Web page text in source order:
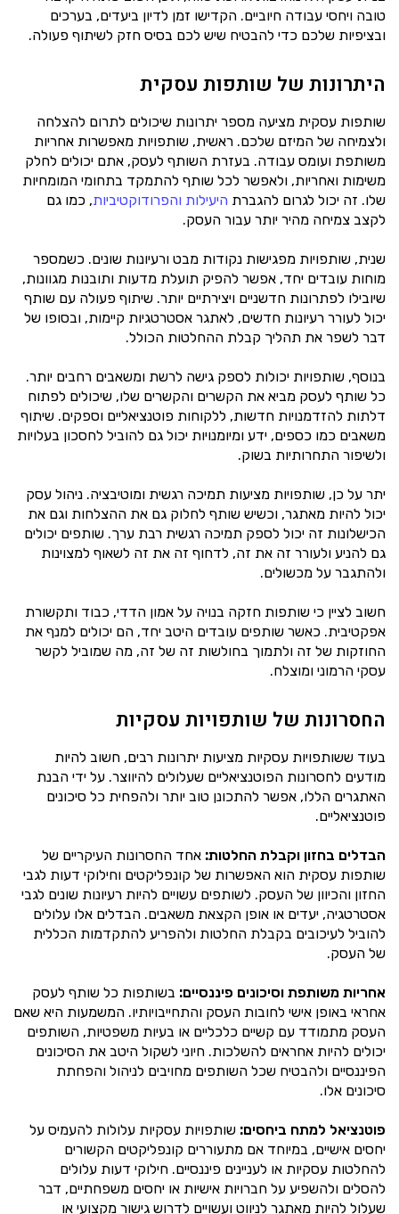
טובה ויחסי עבודה חיוביים. הקדישו זמן לדיון ביעדים, בערכים
ובציפיות שלכם כדי להבטיח שיש לכם בסיס חזק לשיתוף פעולה.
היתרונות של שותפות עסקית
שותפות עסקית מציעה מספר יתרונות שיכולים לתרום להצלחה
ולצמיחה של המיזם שלכם. ראשית, שותפויות מאפשרות אחריות
משותפת ועומס עבודה. בעזרת השותף לעסק, אתם יכולים לחלק
משימות ואחריות, ולאפשר לכל שותף להתמקד בתחומי המומחיות
שלו. זה יכול לגרום להגברת היעילות והפרודוקטיביות, כמו גם
לקצב צמיחה מהיר יותר עבור העסק.
שנית, שותפויות מפגישות נקודות מבט ורעיונות שונים. כשמספר
מוחות עובדים יחד, אפשר להפיק תועלת מדעות ותובנות מגוונות,
שיובילו לפתרונות חדשניים ויצירתיים יותר. שיתוף פעולה עם שותף
יכול לעורר רעיונות חדשים, לאתגר אסטרטגיות קיימות, ובסופו של
דבר לשפר את תהליך קבלת ההחלטות הכולל.
בנוסף, שותפויות יכולות לספק גישה לרשת ומשאבים רחבים יותר.
כל שותף לעסק מביא את הקשרים והקשרים שלו, שיכולים לפתוח
דלתות להזדמנויות חדשות, ללקוחות פוטנציאליים וספקים. שיתוף
משאבים כמו כספים, ידע ומיומנויות יכול גם להוביל לחסכון בעלויות
ולשיפור התחרותיות בשוק.
יתר על כן, שותפויות מציעות תמיכה רגשית ומוטיבציה. ניהול עסק
יכול להיות מאתגר, וכשיש שותף לחלוק גם את ההצלחות וגם את
הכישלונות זה יכול לספק תמיכה רגשית רבת ערך. שותפים יכולים
גם להניע ולעורר זה את זה, לדחוף זה את זה לשאוף למצוינות
ולהתגבר על מכשולים.
חשוב לציין כי שותפות חזקה בנויה על אמון הדדי, כבוד ותקשורת
אפקטיבית. כאשר שותפים עובדים היטב יחד, הם יכולים למנף את
החוזקות של זה ולתמוך בחולשות זה של זה, מה שמוביל לקשר
עסקי הרמוני ומוצלח.
החסרונות של שותפויות עסקיות
בעוד ששותפויות עסקיות מציעות יתרונות רבים, חשוב להיות
מודעים לחסרונות הפוטנציאליים שעלולים להיווצר. על ידי הבנת
האתגרים הללו, אפשר להתכונן טוב יותר ולהפחית כל סיכונים
פוטנציאליים.
הבדלים בחזון וקבלת החלטות: אחד החסרונות העיקריים של
שותפות עסקית הוא האפשרות של קונפליקטים וחילוקי דעות לגבי
החזון והכיוון של העסק. לשותפים עשויים להיות רעיונות שונים לגבי
אסטרטגיה, יעדים או אופן הקצאת משאבים. הבדלים אלו עלולים
להוביל לעיכובים בקבלת החלטות ולהפריע להתקדמות הכללית
של העסק.
אחריות משותפת וסיכונים פיננסיים: בשותפות כל שותף לעסק
אחראי באופן אישי לחובות העסק והתחייבויותיו. המשמעות היא שאם
העסק מתמודד עם קשיים כלכליים או בעיות משפטיות, השותפים
יכולים להיות אחראים להשלכות. חיוני לשקול היטב את הסיכונים
הפיננסיים ולהבטיח שכל השותפים מחויבים לניהול והפחתת
סיכונים אלו.
פוטנציאל למתח ביחסים: שותפויות עסקיות עלולות להעמיס על
יחסים אישיים, במיוחד אם מתעוררים קונפליקטים הקשורים
להחלטות עסקיות או לעניינים פיננסיים. חילוקי דעות עלולים
להסלים ולהשפיע על חברויות אישיות או יחסים משפחתיים, דבר
שעלול להיות מאתגר לניווט ועשויים לדרוש גישור מקצועי או